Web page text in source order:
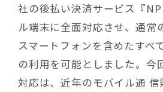
社の後払い決済サービス『
ル端末に全面対応させ、通常
スマートフォンを含めたすべ
の利用を可能としました。今
対応は、近年のモバイル通 信